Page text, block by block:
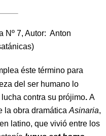
Nº 7, Autor: Anton
éste término para
del ser humano lo
contra su prójimo. A
la obra dramática Asinaria,
latino, que vivió entre los